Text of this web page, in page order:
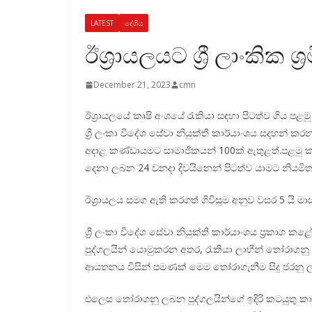
LATEST දේශීය
ඊශ්‍රායලයට ශ්‍රී ලාංකික
December 21, 2023 cmn
ඊශ්‍රායලයේ කෘෂි අංශයේ රැකියා සඳහා පිටත්ව ගිය
ශ්‍රී ලංකා විදේශ සේවා නියුක්ති කාර්යාංශය සදහන්
අදාළ කණ්ඩායමට සාමාජිකයන් 100ක් ඇතුළත්.පළමු
දෙනා ලබන 24 වනදා දිවයිනෙන් පිටත්ව යාමට
ඊශ්‍රායලය සමග ඇති කරගත් ගිවිසුම අනුව වසර 5 යි
ශ්‍රී ලංකා විදේශ සේවා නියුක්ති කාර්යාංශය ප්‍රකාශ
පුද්ගලයින් යොමුකරන අතර, රැකියා ලාභීන් තෝරාගනු
ආයතනය විසින් පමණක් මෙම තෝරාගැනීම සිදු ජරනු
එලෙස තෝරාගනු ලබන පුද්ගලයින්ගේ ඉදිරි කටයුතු